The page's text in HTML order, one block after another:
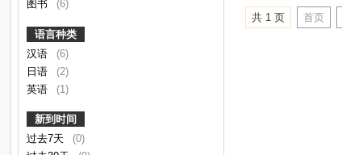
图书
(6)
语言种类
汉语
(6)
日语
(2)
英语
(1)
新到时间
过去7天
(0)
共 1 页 首页